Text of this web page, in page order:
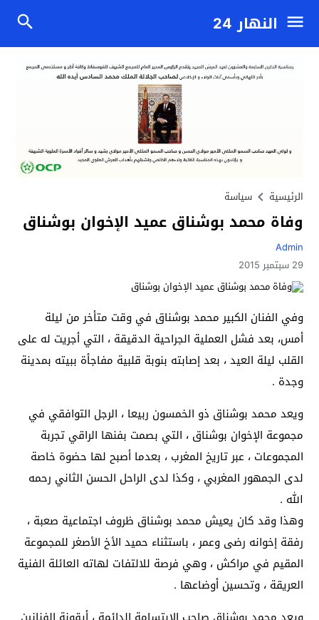
النهار 24
الرئيسية سياسة
وفاة محمد بوشناق عميد الإخوان بوشناق
Admin
29 سبتمبر 2015
وفي الفنان الكبير محمد بوشناق في وقت متأخر من ليلة
أمس، بعد فشل العملية الجراحية الدقيقة ، التي أجريت له على
القلب ليلة العيد ، بعد إصابته بنوبة قلبية مفاجأة ببيته بمدينة
وجدة .
ويعد محمد بوشناق ذو الخمسون ربيعا ، الرجل التوافقي في
مجموعة الإخوان بوشناق ، التي بصمت بفنها الراقي تجربة
المجموعات ، عبر تاريخ المغرب ، بعدما أصبح لها حضوة خاصة
لدى الجمهور المغربي ، وكذا لدى الراحل الحسن الثاني رحمه
الله .
وهذا وقد كان يعيش محمد بوشناق ظروف اجتماعية صعبة ،
رفقة إخوانه رضى وعمر ، باستثناء حميد الأخ الأصغر للمجموعة
المقيم في مراكش ، وهي فرصة للالتفات لهاته العائلة الفنية
العريقة ، وتحسين أوضاعها .